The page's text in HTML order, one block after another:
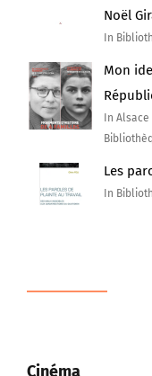
Noël
In
Mon
In
Les
In
Cinéma